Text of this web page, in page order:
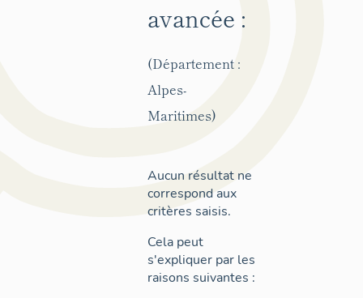
avancée :
(Département :
Alpes-
Maritimes)
Aucun résultat ne
correspond aux
critères saisis.
Cela peut
s'expliquer par les
raisons suivantes :